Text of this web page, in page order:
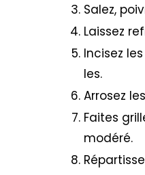
Salez,
Laissez
Incisez
les.
Arrosez
Faites
modéré.